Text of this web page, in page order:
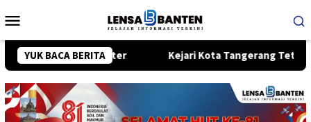
ke
Mobile
YUK BACA BERITA
400 Meter Kejari Kota Tangerang Tetapkan Eks VP